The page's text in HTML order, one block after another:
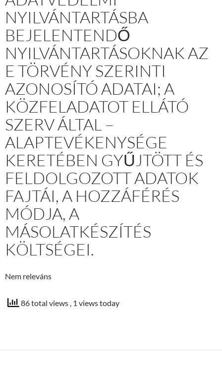
NYILVÁNTARTÁSBA
BEJELENTENDŐ
NYILVÁNTARTÁSOKNAK AZ
E TÖRVÉNY SZERINTI
AZONOSÍTÓ ADATAI; A
KÖZFELADATOT ELLÁTÓ
SZERV ÁLTAL –
ALAPTEVÉKENYSÉGE
KERETÉBEN GYŰJTÖTT ÉS
FELDOLGOZOTT ADATOK
FAJTÁI, A HOZZÁFÉRÉS
MÓDJA, A
MÁSOLATKÉSZÍTÉS
KÖLTSÉGEI.
Nem releváns
86 total views , 1 views today